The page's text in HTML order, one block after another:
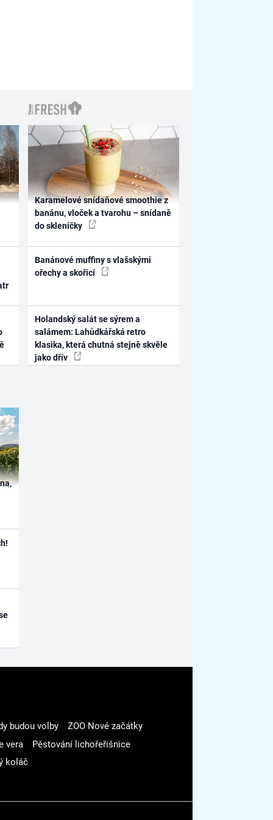
Karamelové snídaňové smoothie z
banánu, vloček a tvarohu – snídaně
do skleničky
Banánové muffiny s vlašskými
ořechy a skořicí
Holandský salát se sýrem a
salámem: Lahůdkářská retro
klasika, která chutná stejně skvěle
jako dřív
budou volby
ZOO Nové začátky
vera
Pěstování lichořeřišnice
koláč